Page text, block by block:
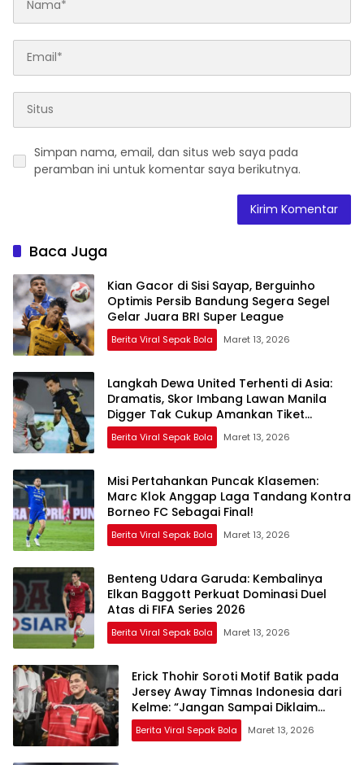
Simpan nama, email, dan situs web saya pada
peramban ini untuk komentar saya berikutnya.
Baca Juga
Kian Gacor di Sisi Sayap, Berguinho
Optimis Persib Bandung Segera Segel
Gelar Juara BRI Super League
Berita Viral Sepak Bola Maret 13, 2026
Langkah Dewa United Terhenti di Asia:
Dramatis, Skor Imbang Lawan Manila
Digger Tak Cukup Amankan Tiket
Semifinal
Berita Viral Sepak Bola Maret 13, 2026
Misi Pertahankan Puncak Klasemen:
Marc Klok Anggap Laga Tandang Kontra
Borneo FC Sebagai Final!
Berita Viral Sepak Bola Maret 13, 2026
Benteng Udara Garuda: Kembalinya
Elkan Baggott Perkuat Dominasi Duel
Atas di FIFA Series 2026
Berita Viral Sepak Bola Maret 13, 2026
Erick Thohir Soroti Motif Batik pada
Jersey Away Timnas Indonesia dari
Kelme: “Jangan Sampai Diklaim
Negara Lain”
Berita Viral Sepak Bola Maret 13, 2026